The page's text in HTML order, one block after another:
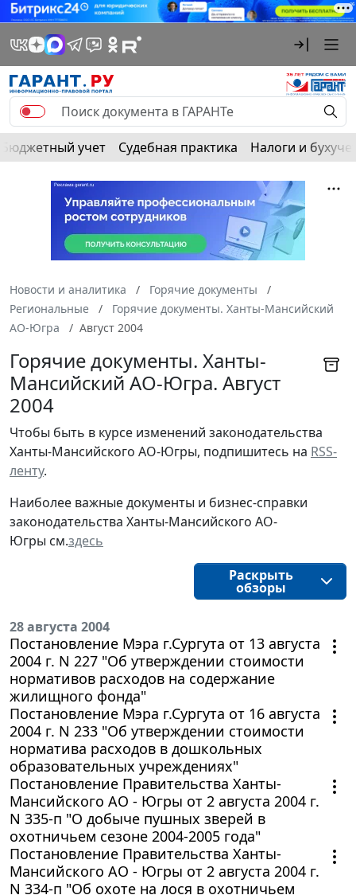
Бюджетный учет Судебная практика Налоги и
Новости и аналитика
Горячие документы
Региональные
Горячие документы. Ханты-Мансийский
АО-Югра
Август 2004
Горячие документы. Ханты-
Мансийский АО-Югра. Август
2004
Чтобы быть в курсе изменений законодательства
Ханты-Мансийского АО-Югры, подпишитесь на RSS-
ленту.
Наиболее важные документы и бизнес-справки
законодательства Ханты-Мансийского АО-
Югры см.здесь
Раскрыть
обзоры
28 августа 2004
Постановление Мэра г.Сургута от 13 августа
2004 г. N 227 "Об утверждении стоимости
нормативов расходов на содержание
жилищного фонда"
Постановление Мэра г.Сургута от 16 августа
2004 г. N 233 "Об утверждении стоимости
норматива расходов в дошкольных
образовательных учреждениях"
Постановление Правительства Ханты-
Мансийского АО - Югры от 2 августа 2004 г.
N 335-п "О добыче пушных зверей в
охотничьем сезоне 2004-2005 года"
Постановление Правительства Ханты-
Мансийского АО - Югры от 2 августа 2004 г.
N 334-п "Об охоте на лося в охотничьем